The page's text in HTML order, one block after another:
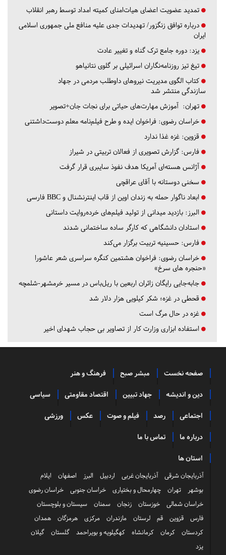
تمدید عضویت اعضای هیات‌امنای کمیته امداد توسط رهبر انقلاب
درباره توافق زنگزور/ تهدیدات جدی علیه منافع ملی جمهوری اسلامی
ایران
یزد: دوره جامع ترک گناه و تغییر عادت
تیغ تیز روزنامه‌نگاران اسرائیلی بر گلوی نتانیاهو
کتاب الگوی مدیریت نیروهای داوطلب مردمی در جهاد
سازندگی منتشر شد
تهران: آموزش مهارت‌های حیاتی برای نجات جان+تصویر
خراسان رضوی: فراخوان ایده و طرح فیلم‌نامه معلم دوست‌داشتنی
قزوین: غزه غذا ندارد
فارس: گزارش تصویری از فعالان تربیتی در شیراز
آژانس هسته‌ای آمریکا هدف نفوذ سایبری قرار گرفت
سخنی دوستانه با آقای عراقچی
ابعاد ناگوار حمله به زندان اوین از قاب اینترنشنال و BBC فارسی
البرز: بازدید میدانی از تولید فیلم‌های خرده‌روایت داستانی
استادان دانشگاهی که کارگر ساده ساختمانی شدند
فارس: حسینیه تربیت برگزار می‌کند
خراسان رضوی: فراخوان هشتمین کنگره سراسری شعر عاشورا
«حنجره های سرخ»
جابه‌جایی رایگان زائران اربعین با ریل‌باس در مسیر خرمشهر-شلمچه
قحطی در غزه؛ شکر کیلویی هزار دلار شد
غزه در حال مرگ است
استفاده ابزاری وزارت کار از تصاویر بی حجاب شهدای اخیر
صفحه نخست مبشر صبح فرهنگ و هنر
دین و اندیشه جهاد تبیین اقتصاد مقاومتی سیاسی
اجتماعی رصد فیلم و صوت عکس ورزشی
درباره ما تماس با ما
استان ها
آذربایجان شرقی آذربایجان غربی اردبیل البرز اصفهان
ایلام
بوشهر
تهران چهارمحال و بختیاری خراسان جنوبی
خراسان رضوی
خراسان شمالی
خوزستان زنجان سمنان
سیستان و بلوچستان
فارس
قزوین قم لرستان مازندران مرکزی هرمزگان
همدان
کردستان
کرمان کرمانشاه کهگیلویه و بویراحمد گلستان
گیلان
یزد